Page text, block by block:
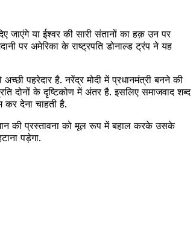
जाएंगे या ईश्वर की सारी संतानों का हक़ उन पर
पर अमेरिका के राष्ट्रपति डोनाल्ड ट्रंप ने यह
पहरेदार है. नरेंद्र मोदी में प्रधानमंत्री बनने की
दोनों के दृष्टिकोण में अंतर है. इसलिए समाजवाद शब्द
कर देना चाहती है.
की प्रस्तावना को मूल रूप में बहाल करके उसके
पड़ेगा.